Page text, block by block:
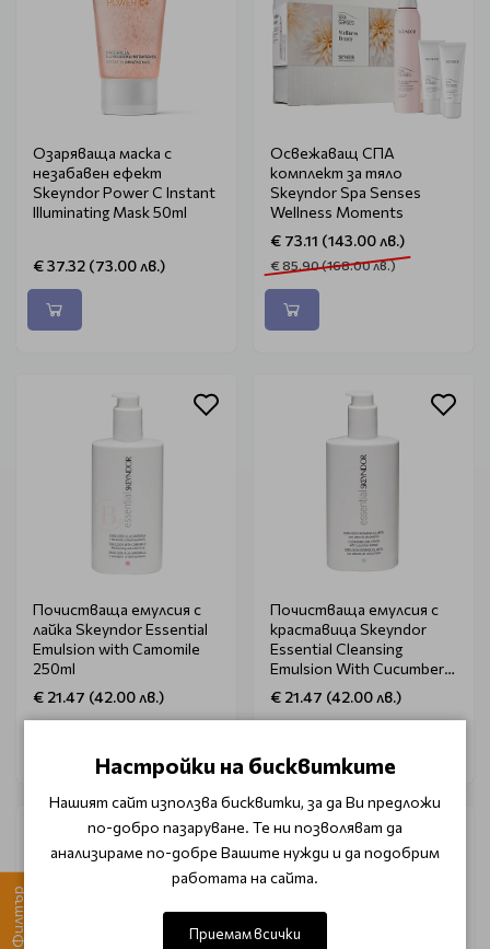
Филтър
Озаряваща маска с
незабавен ефект
Skeyndor Power C Instant
Illuminating Mask 50ml
€ 37.32 (73.00 лв.)
Освежаващ СПА
комплект за тяло
Skeyndor Spa Senses
Wellness Moments
€ 73.11 (143.00 лв.)
€ 85.90 (168.00 лв.)
Почистваща емулсия с
лайка Skeyndor Essential
Emulsion with Camomile
250ml
€ 21.47 (42.00 лв.)
Почистваща емулсия с
краставица Skeyndor
Essential Cleansing
Emulsion With Cucumber
Extract 250ml
€ 21.47 (42.00 лв.)
Настройки на бисквитките
Нашият сайт използва бисквитки, за да Ви предложи
по-добро пазаруване. Те ни позволяват да
анализираме по-добре Вашите нужди и да подобрим
работата на сайта.
Приемам всички